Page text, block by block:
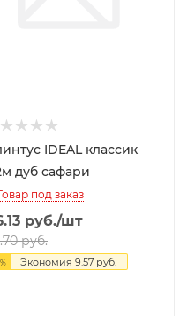
IDEAL классик
дуб сафари
под заказ
руб./шт
руб.
% Экономия 9.57 руб.